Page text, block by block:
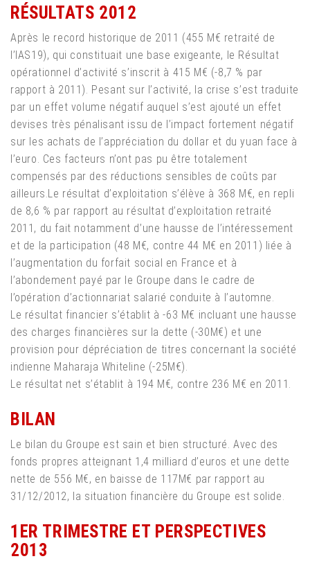
RÉSULTATS 2012
Après le record historique de 2011 (455 M€ retraité de
l’IAS19), qui constituait une base exigeante, le Résultat
opérationnel d’activité s’inscrit à 415 M€ (-8,7 % par
rapport à 2011). Pesant sur l’activité, la crise s’est traduite
par un effet volume négatif auquel s’est ajouté un effet
devises très pénalisant issu de l’impact fortement négatif
sur les achats de l’appréciation du dollar et du yuan face à
l’euro. Ces facteurs n’ont pas pu être totalement
compensés par des réductions sensibles de coûts par
ailleurs.Le résultat d’exploitation s’élève à 368 M€, en repli
de 8,6 % par rapport au résultat d’exploitation retraité
2011, du fait notamment d’une hausse de l’intéressement
et de la participation (48 M€, contre 44 M€ en 2011) liée à
l’augmentation du forfait social en France et à
l’abondement payé par le Groupe dans le cadre de
l’opération d’actionnariat salarié conduite à l’automne.
Le résultat financier s’établit à -63 M€ incluant une hausse
des charges financières sur la dette (-30M€) et une
provision pour dépréciation de titres concernant la société
indienne Maharaja Whiteline (-25M€).
Le résultat net s’établit à 194 M€, contre 236 M€ en 2011.
BILAN
Le bilan du Groupe est sain et bien structuré. Avec des
fonds propres atteignant 1,4 milliard d’euros et une dette
nette de 556 M€, en baisse de 117M€ par rapport au
31/12/2012, la situation financière du Groupe est solide.
1ER TRIMESTRE ET PERSPECTIVES
2013